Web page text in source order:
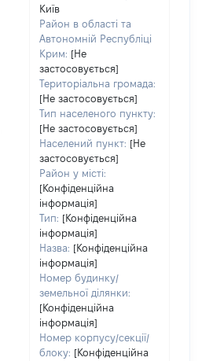
Київ
Район в області та
Автономній Республіці
Крим: [Не
застосовується]
Територіальна громада:
[Не застосовується]
Тип населеного пункту:
[Не застосовується]
Населений пункт: [Не
застосовується]
Район у місті:
[Конфіденційна
інформація]
Тип: [Конфіденційна
інформація]
Назва: [Конфіденційна
інформація]
Номер будинку/
земельної ділянки:
[Конфіденційна
інформація]
Номер корпусу/секції/
блоку: [Конфіденційна